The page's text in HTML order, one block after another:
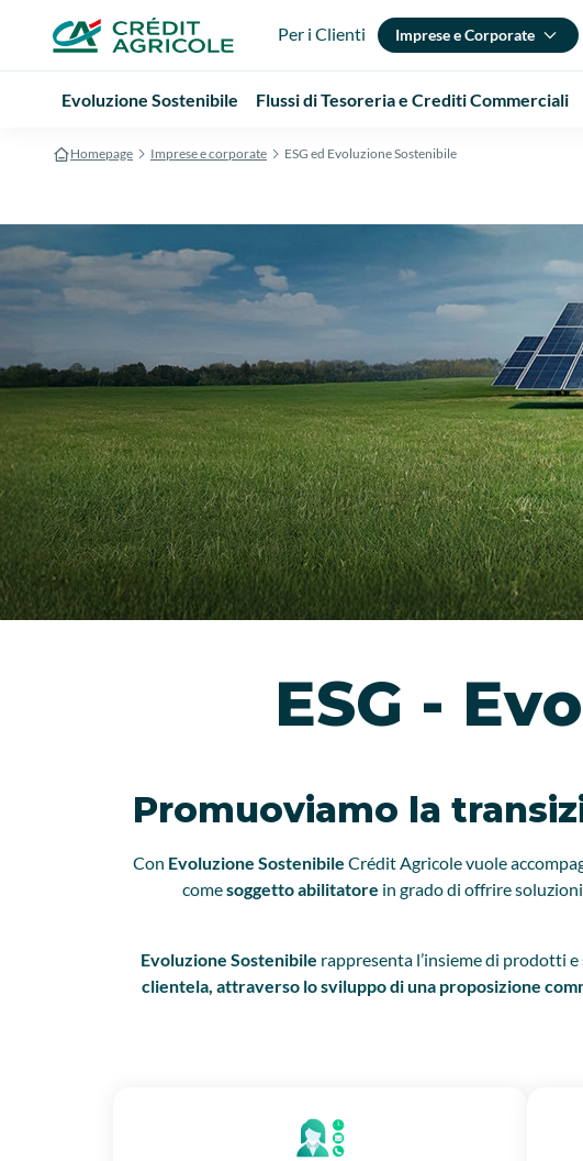
Per i Clienti Imprese e Corporate
Evoluzione Sostenibile Flussi di Tesoreria e Crediti Commerciali
Homepage Imprese e corporate ESG ed Evoluzione Sostenibile
ESG -
Promuoviamo la
Con Evoluzione Sostenibile Crédit Agricole vuole
comesoggetto abilitatore in grado di offrire
Evoluzione Sostenibile rappresenta l’insieme di prodotti
clientela, attraverso lo sviluppo di una proposizione